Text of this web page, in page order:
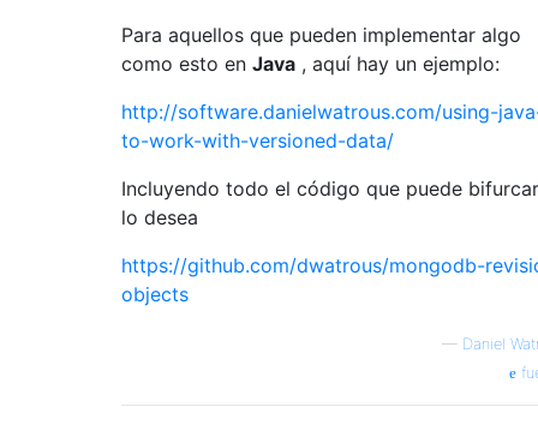
Para aquellos que pueden implementar algo
como esto en Java , aquí hay un ejemplo:
http://software.danielwatrous.com/using-
to-work-with-versioned-data/
Incluyendo todo el código que puede
lo desea
https://github.com/dwatrous/mongodb-
objects
— Daniel